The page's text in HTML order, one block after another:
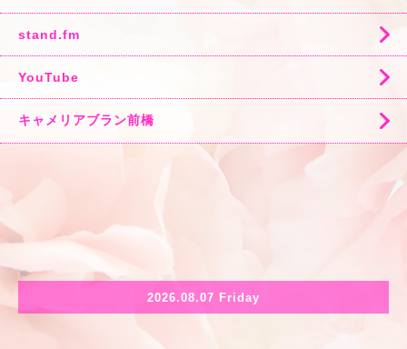
stand.fm
YouTube
キャメリアブラン前橋
2026.08.07 Friday